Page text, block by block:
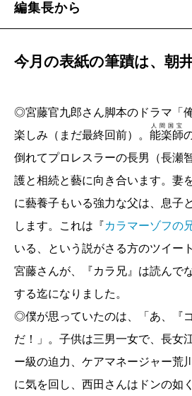
上野 誠／古典は語りのなかで蘇
【山本芳久『世界は善に満ち
クィナス哲学講義―』（新潮
になろう
【早見和真『あの夏の正解』
重松 清／
最後の夏をなくし、
［特別マンガ］矢部太郎／宝
び〜
［酒で辿る青春記］バッキー
チ前 ある回想
【私の好きな新潮文庫】
雪下まゆ／優しい不条理小説
ヘッセ、高橋健二 訳『車輪
編集長から
今月の表紙の筆蹟は、朝
◎宮藤官九郎さん脚本のドラマ「
楽しみ（まだ最終回前）。 能楽師
人間国宝
倒れてプロレスラーの長男（長瀬
護と相続と藝に向き合います。妻
に藝養子もいる強力な父は、息子
します。これは『カラマーゾフの
いる、という説がさる方のツイー
宮藤さんが、『カラ兄』は読んで
する迄になりました。
◎僕が思っていたのは、「あ、『
だ！」。子供は三男一女で、長女
ー級の迫力、ケアマネージャー荒
に気を回し、西田さんはドンの如